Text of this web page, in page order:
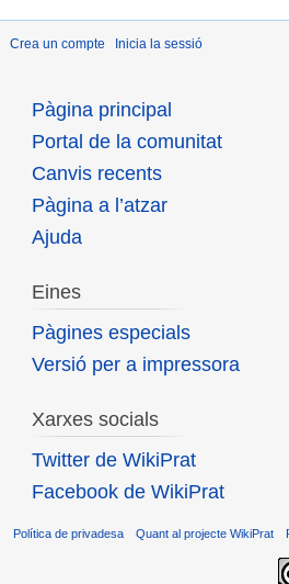
Crea un compte Inicia la sessió
Pàgina principal
Portal de la comunitat
Canvis recents
Pàgina a l’atzar
Ajuda
Eines
Pàgines especials
Versió per a impressora
Xarxes socials
Twitter de WikiPrat
Facebook de WikiPrat
Política de privadesa Quant al projecte WikiPrat